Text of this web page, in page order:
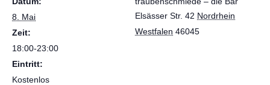
8. Mai
Zeit:
18:00-23:00
Eintritt:
Kostenlos
Elsässer Str. 42 Nordrhein
Westfalen 46045